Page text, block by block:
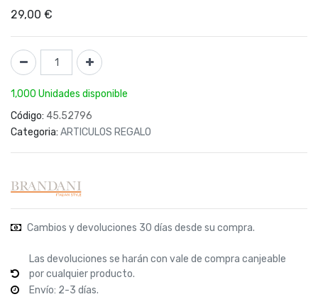
29,00 €
1,000 Unidades disponible
Código: 45.52796
Categoria: ARTICULOS REGALO
Cambios y devoluciones 30 días desde su compra.
Las devoluciones se harán con vale de compra canjeable
por cualquier producto.
Envío: 2-3 días.